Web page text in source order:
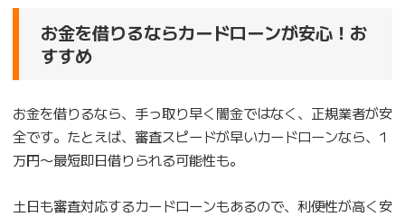
お金を借りるならカードローンが安心！お
すすめ
お金を借りるなら、手っ取り早く闇金ではなく、正規業者が安
全です。たとえば、審査スピードが早いカードローンなら、1
万円〜最短即日借りられる可能性も。
土日も審査対応するカードローンもあるので、利便性が高く安